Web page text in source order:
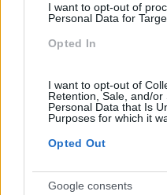
I want to opt-out of
Personal Data for
Opted In
I want to opt-out of
Retention, Sale, and/or
Personal Data that Is
Purposes for which it
Opted Out
Google consents
SERÃO AS SOFT SKILLS